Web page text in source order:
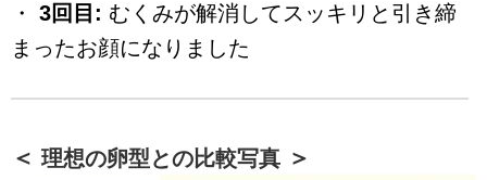
・ 3回目: むくみが解消してスッキリと引き締
まったお顔になりました
理想の卵型との比較写真